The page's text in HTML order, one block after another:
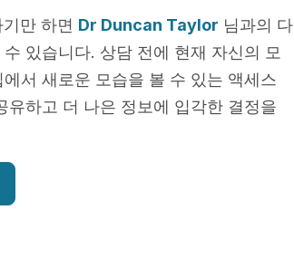
만 하면 Dr Duncan Taylor 님과의 다
있습니다. 상담 전에 현재 자신의 모
서 새로운 모습을 볼 수 있는 액세스
유하고 더 나은 정보에 입각한 결정을